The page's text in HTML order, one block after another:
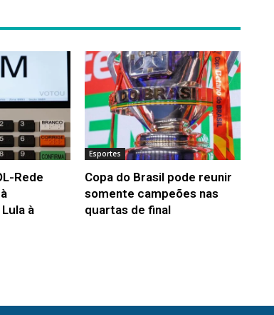
Rede
à
Esportes
Copa do Brasil pode reunir
somente campeões nas
quartas de final